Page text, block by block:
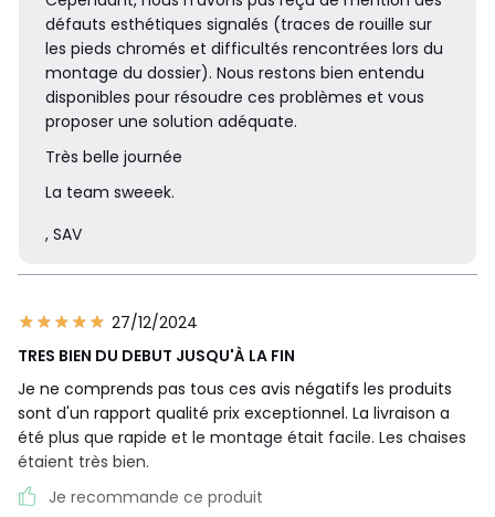
défauts esthétiques signalés (traces de rouille sur
les pieds chromés et difficultés rencontrées lors du
montage du dossier). Nous restons bien entendu
disponibles pour résoudre ces problèmes et vous
proposer une solution adéquate.
Très belle journée
La team sweeek.
, SAV
27/12/2024
TRES BIEN DU DEBUT JUSQU'À LA FIN
Je ne comprends pas tous ces avis négatifs les produits
sont d'un rapport qualité prix exceptionnel. La livraison a
été plus que rapide et le montage était facile. Les chaises
étaient très bien.
Je recommande ce produit